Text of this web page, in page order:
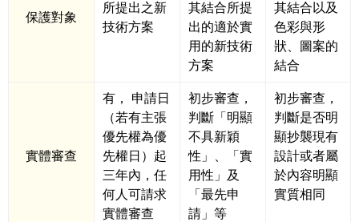
保護對象
所提出之新
技術方案
其結合所提
出的適於實
用的新技術
方案
其結合以及
色彩與形
狀、圖案的
結合
實體審查
有， 申請日
（若有主張
優先權為優
先權日）起
三年內，任
何人可請求
實體審查
初步審查，
判斷「明顯
不具新穎
性」、「實
用性」及
「最先申
請」等
初步審查，
判斷是否明
顯抄襲現有
設計或者屬
於內容明顯
實質相同